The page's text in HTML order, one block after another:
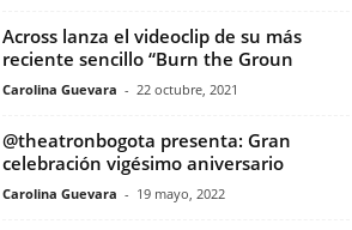
Across lanza el videoclip de su más
reciente sencillo “Burn the Groun
Carolina Guevara - 22 octubre, 2021
@theatronbogota presenta: Gran
celebración vigésimo aniversario
Carolina Guevara - 19 mayo, 2022